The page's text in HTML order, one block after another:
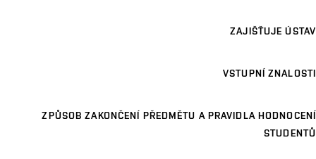
ZAJIŠŤUJE ÚSTAV
VSTUPNÍ ZNALOSTI
ZPŮSOB ZAKONČENÍ PŘEDMĚTU A PRAVIDLA HODNOCENÍ
STUDENTŮ